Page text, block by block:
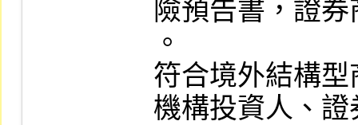
險預告書，證
。
符合境外結構
機構投資人、